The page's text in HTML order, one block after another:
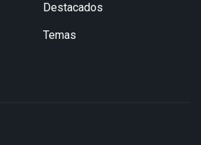
Destacados
Temas